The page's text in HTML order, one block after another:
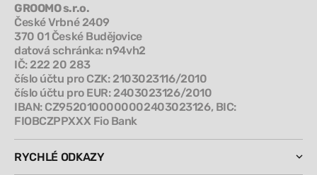
GROOMO s.r.o.
České Vrbné 2409
370 01 České Budějovice
datová schránka: n94vh2
IČ: 222 20 283
číslo účtu pro CZK: 2103023116/2010
číslo účtu pro EUR: 2403023126/2010
IBAN: CZ9520100000002403023126, BIC:
FIOBCZPPXXX Fio Bank
RYCHLÉ ODKAZY